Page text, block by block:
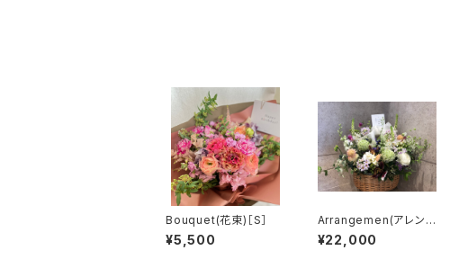
Bouquet(花束)［S］
¥5,500
Arrangemen(アレン
ジメント)［3L］
¥22,000